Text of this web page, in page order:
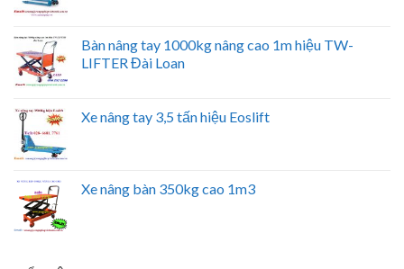
Bàn nâng tay 1000kg nâng cao 1m hiệu TW-
LIFTER Đài Loan
Xe nâng tay 3,5 tấn hiệu Eoslift
Xe nâng bàn 350kg cao 1m3